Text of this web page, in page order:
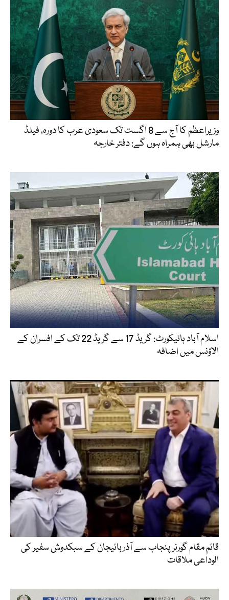
وزیراعظم کا آج سے 8 اگست تک سعودی عرب کا دورہ، فیلڈ
مارشل بھی ہمراہ ہوں گے: دفتر خارجہ
اسلام آباد ہائیکورٹ: گریڈ 17 سے گریڈ 22 تک کے افسران کے
الاؤنس میں اضافہ
قائم مقام گورنر پنجاب سے آذربائیجان کے سبکدوش سفیر کی
الوداعی ملاقات